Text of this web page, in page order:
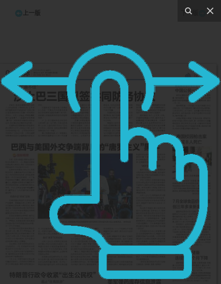
上一版 下一版